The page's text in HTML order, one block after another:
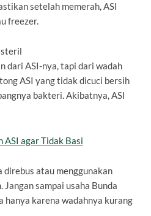
setelah memerah, ASI
freezer.
steril
dari ASI-nya, tapi dari wadah
ASI yang tidak dicuci bersih
bakteri. Akibatnya, ASI
ASI agar Tidak Basi
direbus atau menggunakan
sampai usaha Bunda
hanya karena wadahnya kurang